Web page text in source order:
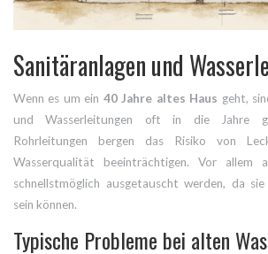
Sanitäranlagen und
Wenn es um ein 40 Jahre altes Haus geht,
und Wasserleitungen oft in die Jahre
Rohrleitungen bergen das Risiko von
Wasserqualität beeinträchtigen. Vor allem
schnellstmöglich ausgetauscht werden, da sie
sein können.
Typische Probleme bei alten